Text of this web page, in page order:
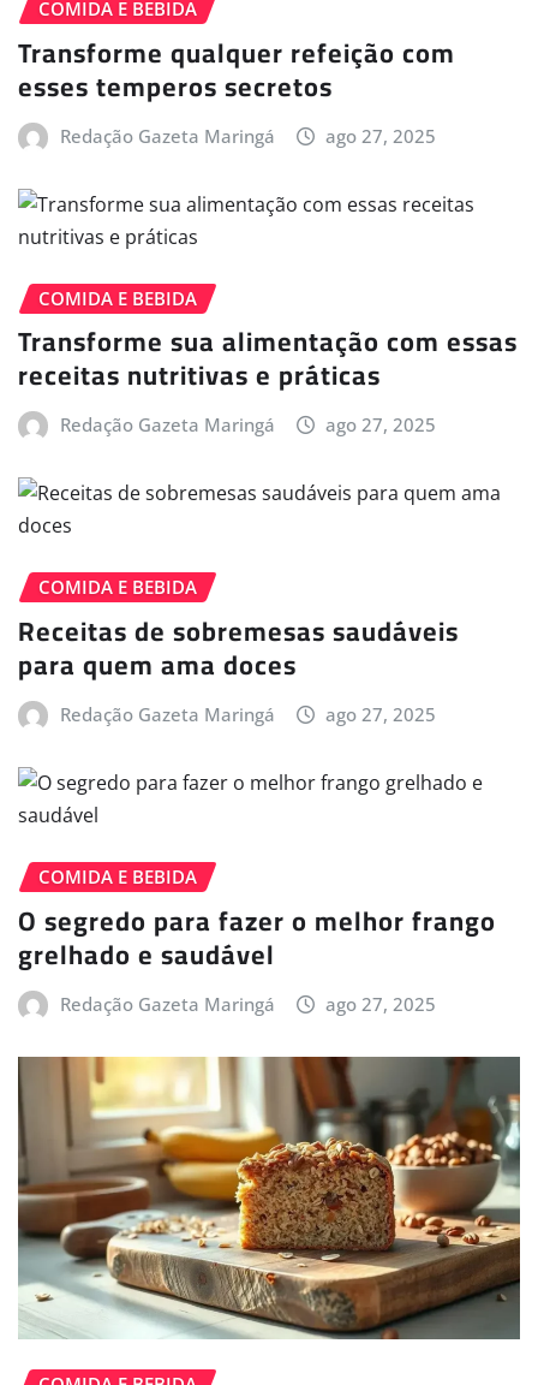
COMIDA E BEBIDA
Transforme qualquer refeição com
esses temperos secretos
Redação Gazeta Maringá ago 27, 2025
COMIDA E BEBIDA
Transforme sua alimentação com essas
receitas nutritivas e práticas
Redação Gazeta Maringá ago 27, 2025
COMIDA E BEBIDA
Receitas de sobremesas saudáveis
para quem ama doces
Redação Gazeta Maringá ago 27, 2025
COMIDA E BEBIDA
O segredo para fazer o melhor frango
grelhado e saudável
Redação Gazeta Maringá ago 27, 2025